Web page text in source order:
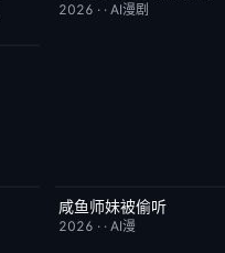
2026 · ·AI漫剧
完结
咸鱼师妹被偷听
2026 · ·AI漫